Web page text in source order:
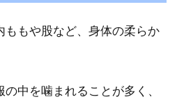
ももや股など、身体の柔らか
中を噛まれることが多く、